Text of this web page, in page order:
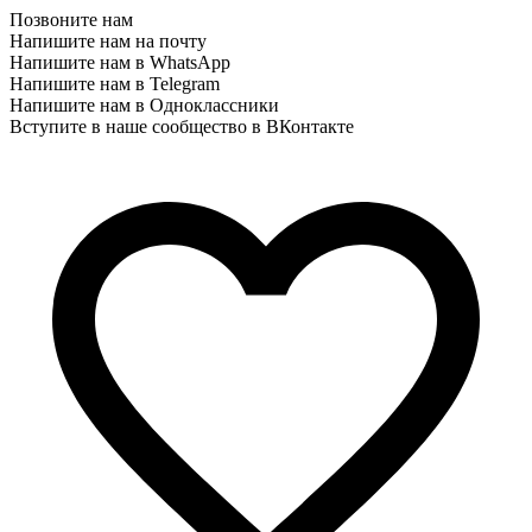
Позвоните нам
Напишите нам на почту
Напишите нам в WhatsApp
Напишите нам в Telegram
Напишите нам в Одноклассники
Вступите в наше сообщество в ВКонтакте